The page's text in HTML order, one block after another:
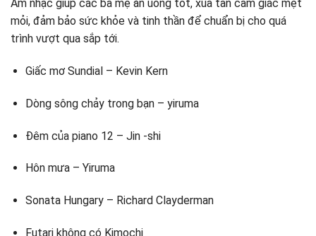
Âm nhạc giúp các bà mẹ ăn uống tốt, xua tan cảm giác mệt
mỏi, đảm bảo sức khỏe và tinh thần để chuẩn bị cho quá
trình vượt qua sắp tới.
Giấc mơ Sundial – Kevin Kern
Dòng sông chảy trong bạn – yiruma
Đêm của piano 12 – Jin -shi
Hôn mưa – Yiruma
Sonata Hungary – Richard Clayderman
Futari không có Kimochi